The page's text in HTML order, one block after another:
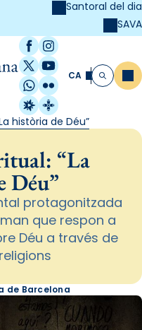
Santoral del dia
SAVA
Facebook
Instagram
X / Twitter
YouTube
WhatsApp
Flickr
Radio Estel
Catalunya
CA Cerca
història de Déu”
“La
Déu”
protagonitzada
que respon a
Déu a través de
de Barcelona